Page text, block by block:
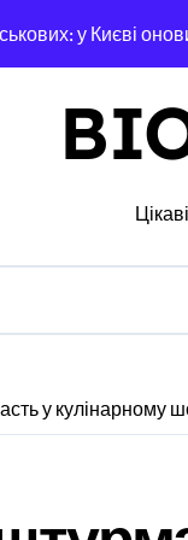
у Києві
за $6 000 у
суд
Захисників у
грн компенсацій:
пенсіонерка
у кулінарному